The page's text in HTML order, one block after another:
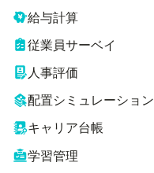
給与計算
従業員サーベイ
人事評価
配置シミュレーション
キャリア台帳
学習管理